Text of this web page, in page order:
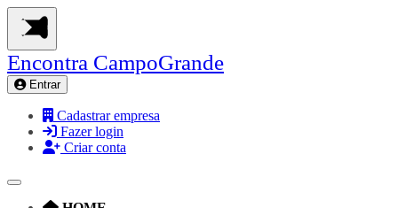
Encontra CampoGrande
Entrar
Cadastrar empresa
Fazer login
Criar conta